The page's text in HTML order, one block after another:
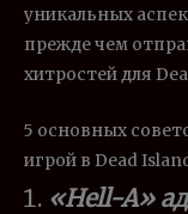
уникальных
прежде чем
хитростей для
5 основных
игрой в Dead
«Hell-A»